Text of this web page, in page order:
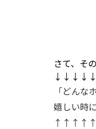
さて、そ
「どん
嬉しい時